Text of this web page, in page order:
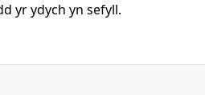
yr ydych yn sefyll.